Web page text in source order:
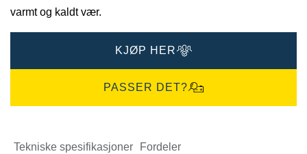
varmt og kaldt vær.
KJØP HER
PASSER DET?
Tekniske spesifikasjoner Fordeler